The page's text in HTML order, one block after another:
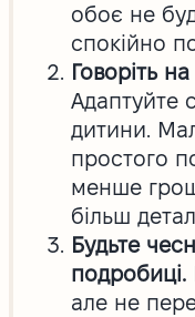
обоє не
спокійно
Говоріть
Адаптуйте
дитини.
простого
менше
більш
Будьте
подробиці.
але не